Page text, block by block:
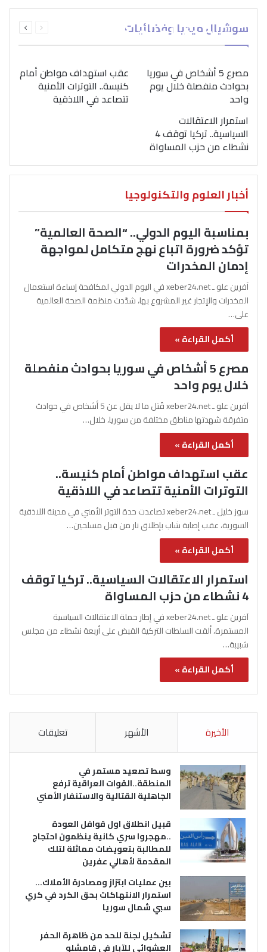
سوشيال ميديا وفضائيات الصفحةالصفحة
بمناسبة اليوم الدولي..
“الصحة العالمية” تؤكد
ضرورة اتباع نهج متكامل
لمواجهة إدمان المخدرات
مصرع 5 أشخاص في سوريا
بحوادث منفصلة خلال يوم
واحد
عقب استهداف مواطن أمام
كنيسة.. التوترات الأمنية
تتصاعد في اللاذقية
استمرار الاعتقالات
السياسية.. تركيا توقف 4
نشطاء من حزب المساواة
أخبار العلوم والتكنولوجيا
بمناسبة اليوم الدولي.. “الصحة العالمية”
تؤكد ضرورة اتباع نهج متكامل لمواجهة
إدمان المخدرات
آفرين علو ـ xeber24.net في اليوم الدولي لمكافحة إساءة استعمال
المخدرات والإتجار غير المشروع بها، شدّدت منظمة الصحة العالمية
على…
أكمل القراءة »
مصرع 5 أشخاص في سوريا بحوادث منفصلة
خلال يوم واحد
آفرين علو ـ xeber24.net قُتل ما لا يقل عن 5 أشخاص في حوادث
متفرقة شهدتها مناطق مختلفة من سوريا، خلال…
أكمل القراءة »
عقب استهداف مواطن أمام كنيسة..
التوترات الأمنية تتصاعد في اللاذقية
سوز خليل ـ xeber24.net تصاعدت حدة التوتر الأمني في مدينة اللاذقية
السورية، عقب إصابة شاب بإطلاق نار من قبل مسلحين…
أكمل القراءة »
استمرار الاعتقالات السياسية.. تركيا توقف
4 نشطاء من حزب المساواة
آفرين علو ـ xeber24.net في إطار حملة الاعتقالات السياسية
المستمرة، ألقت السلطات التركية القبض على أربعة نشطاء من مجلس
شبيبة…
أكمل القراءة »
الأخيرة الأشهر تعليقات
وسط تصعيد مستمر في
المنطقة..القوات العراقية ترفع
الجاهلية القتالية والاستنفار الأمني
قبيل انطلاق اول قوافل العودة
..مهجروا سري كانية ينظمون احتجاج
للمطالبة بتعويضات مماثلة لتلك
المقدمة لأهالي عفرين
بين عمليات ابتزاز ومصادرة الأملاك…
استمرار الانتهاكات بحق الكرد في كري
سبي شمال سوريا
تشكيل لجنة للحد من ظاهرة الحفر
العشوائي للآبار في قامشلو